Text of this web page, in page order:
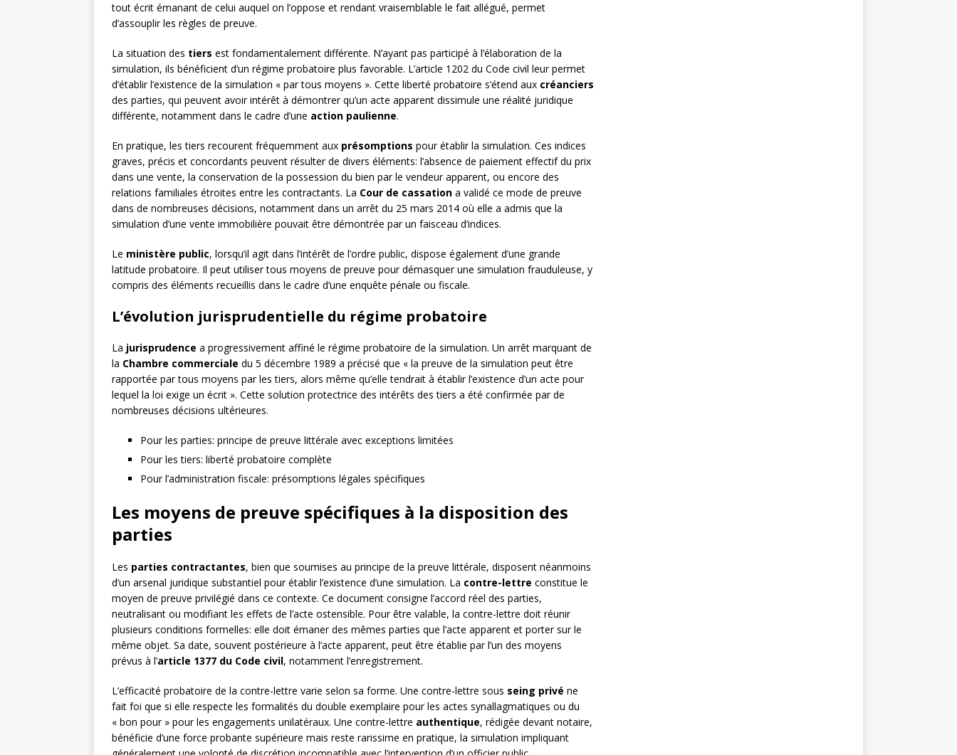
tout écrit émanant de celui auquel on l’oppose et rendant vraisemblable le fait allégué, permet
d’assouplir les règles de preuve.
La situation des tiers est fondamentalement différente. N’ayant pas participé à l’élaboration de la
simulation, ils bénéficient d’un régime probatoire plus favorable. L’article 1202 du Code civil leur permet
d’établir l’existence de la simulation « par tous moyens ». Cette liberté probatoire s’étend aux créanciers
des parties, qui peuvent avoir intérêt à démontrer qu’un acte apparent dissimule une réalité juridique
différente, notamment dans le cadre d’une action paulienne.
En pratique, les tiers recourent fréquemment aux présomptions pour établir la simulation. Ces indices
graves, précis et concordants peuvent résulter de divers éléments: l’absence de paiement effectif du prix
dans une vente, la conservation de la possession du bien par le vendeur apparent, ou encore des
relations familiales étroites entre les contractants. La Cour de cassation a validé ce mode de preuve
dans de nombreuses décisions, notamment dans un arrêt du 25 mars 2014 où elle a admis que la
simulation d’une vente immobilière pouvait être démontrée par un faisceau d’indices.
Le ministère public, lorsqu’il agit dans l’intérêt de l’ordre public, dispose également d’une grande
latitude probatoire. Il peut utiliser tous moyens de preuve pour démasquer une simulation frauduleuse, y
compris des éléments recueillis dans le cadre d’une enquête pénale ou fiscale.
L’évolution jurisprudentielle du régime probatoire
La jurisprudence a progressivement affiné le régime probatoire de la simulation. Un arrêt marquant de
la Chambre commerciale du 5 décembre 1989 a précisé que « la preuve de la simulation peut être
rapportée par tous moyens par les tiers, alors même qu’elle tendrait à établir l’existence d’un acte pour
lequel la loi exige un écrit ». Cette solution protectrice des intérêts des tiers a été confirmée par de
nombreuses décisions ultérieures.
Pour les parties: principe de preuve littérale avec exceptions limitées
Pour les tiers: liberté probatoire complète
Pour l’administration fiscale: présomptions légales spécifiques
Les moyens de preuve spécifiques à la disposition des
parties
Les parties contractantes, bien que soumises au principe de la preuve littérale, disposent néanmoins
d’un arsenal juridique substantiel pour établir l’existence d’une simulation. La contre-lettre constitue le
moyen de preuve privilégié dans ce contexte. Ce document consigne l’accord réel des parties,
neutralisant ou modifiant les effets de l’acte ostensible. Pour être valable, la contre-lettre doit réunir
plusieurs conditions formelles: elle doit émaner des mêmes parties que l’acte apparent et porter sur le
même objet. Sa date, souvent postérieure à l’acte apparent, peut être établie par l’un des moyens
prévus à l’article 1377 du Code civil, notamment l’enregistrement.
L’efficacité probatoire de la contre-lettre varie selon sa forme. Une contre-lettre sous seing privé ne
fait foi que si elle respecte les formalités du double exemplaire pour les actes synallagmatiques ou du
« bon pour » pour les engagements unilatéraux. Une contre-lettre authentique, rédigée devant notaire,
bénéficie d’une force probante supérieure mais reste rarissime en pratique, la simulation impliquant